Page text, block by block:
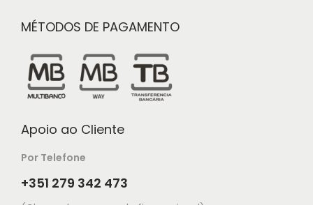
MÉTODOS DE PAGAMENTO
Apoio ao Cliente
Por Telefone
+351 279 342 473